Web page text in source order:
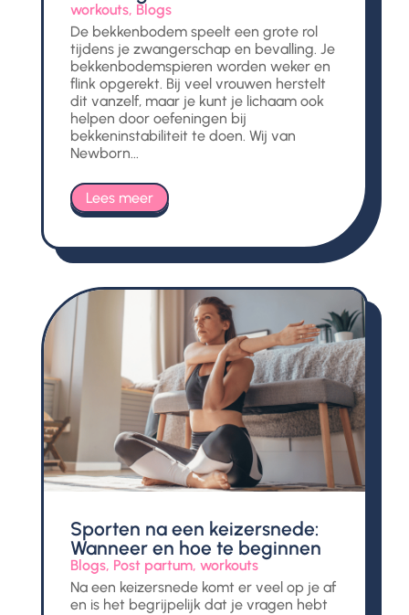
workouts, Blogs
De bekkenbodem speelt een grote rol
tijdens je zwangerschap en bevalling. Je
bekkenbodemspieren worden weker en
flink opgerekt. Bij veel vrouwen herstelt
dit vanzelf, maar je kunt je lichaam ook
helpen door oefeningen bij
bekkeninstabiliteit te doen. Wij van
Newborn...
Lees meer
Sporten na een keizersnede:
Wanneer en hoe te beginnen
Blogs, Post partum, workouts
Na een keizersnede komt er veel op je af
en is het begrijpelijk dat je vragen hebt